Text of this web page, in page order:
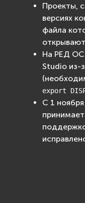
Проекты,
версиях
файла
На РЕД ОС
Studio из-
export
С 1